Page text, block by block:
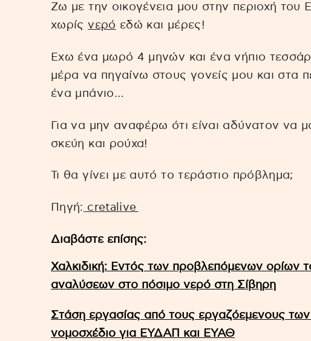
Zω με την οικογένεια μου στην περιοχή του
χωρίςνερό εδώ και μέρες!
Εχω ένα μωρό 4 μηνών και ένα νήπιο
μέρα να πηγαίνω στους γονείς μου και στα
ένα μπάνιο…
Για να μην αναφέρω ότι είναι αδύνατον να
σκεύη και ρούχα!
Τι θα γίνει με αυτό το τεράστιο πρόβλημα;
Πηγή: cretalive
Διαβάστε επίσης:
Χαλκιδική: Εντός των προβλεπόμενων ορίων
αναλύσεων στο πόσιμο νερό στη Σίβηρη
Στάση εργασίας από τους εργαζόεμενους
νομοσχέδιο για ΕΥΔΑΠ και ΕΥΑΘ